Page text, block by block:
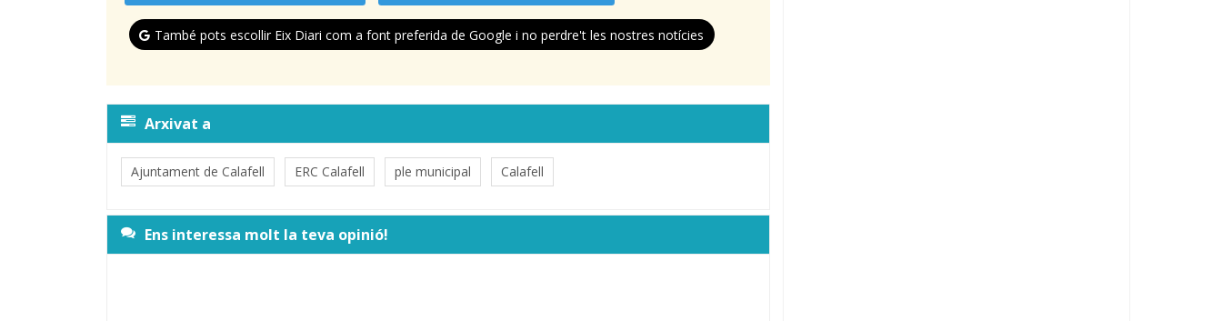
També pots escollir Eix Diari com a font preferida de Google i no perdre't les nostres notícies
Arxivat a
Ajuntament de Calafell ERC Calafell ple municipal Calafell
Ens interessa molt la teva opinió!